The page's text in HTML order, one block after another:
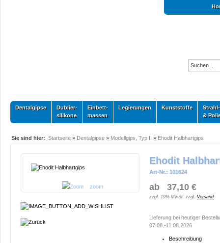
Dentalgipse
Dublier-
silikone
Einbett-
massen
Legierungen Kunststoffe
Strahl-
&
Sie sind hier: Startseite » Dentalgipse » Modellgips, Typ II » Ehodit Halbhartgips
zoom
Ehodit
Art-Nr.: 101624
ab 37,10 €
zzgl. 19% MwSt. zzgl. Versand
Lieferung bei heutiger
07.08.-11.08.2026
Beschreibung